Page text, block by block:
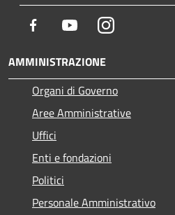
Facebook YoutubeInstagram
AMMINISTRAZIONE
Organi di Governo
Aree Amministrative
Uffici
Enti e fondazioni
Politici
Personale Amministrativo